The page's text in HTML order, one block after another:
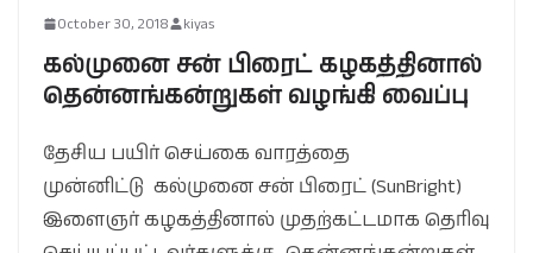
October 30, 2018 kiyas
கல்முனை சன் பிரைட் கழகத்தினால்
தென்னங்கன்றுகள் வழங்கி வைப்பு
தேசிய பயிர் செய்கை வாரத்தை
முன்னிட்டு கல்முனை சன் பிரைட் (SunBright)
இளைஞர் கழகத்தினால் முதற்கட்டமாக தெரிவு